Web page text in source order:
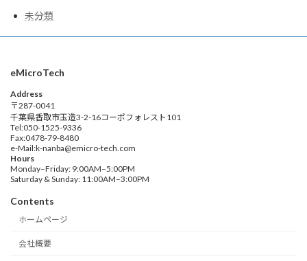
未分類
eMicroTech
Address
〒287-0041
千葉県香取市玉造3-2-16コーポフォレスト101
Tel:050-1525-9336
Fax:0478-79-8480
e-Mail:k-nanba@emicro-tech.com
Hours
Monday–Friday: 9:00AM–5:00PM
Saturday & Sunday: 11:00AM–3:00PM
Contents
ホームページ
会社概要